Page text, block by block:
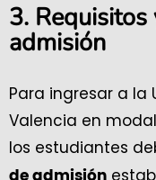
3.
admisión
Para ingresar a la
Valencia en
los estudiantes
de admisión